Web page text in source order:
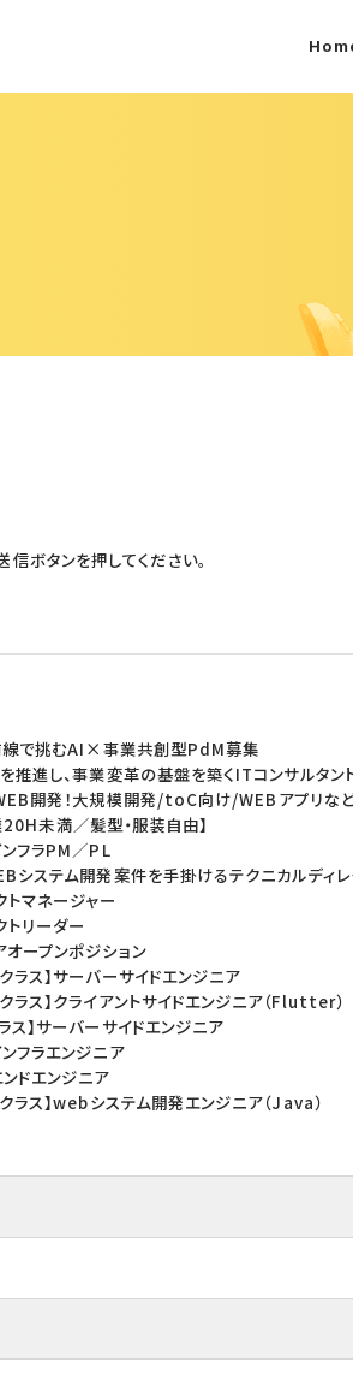
ボタンを押してください。
線で挑むAI×事業共創型PdM募集
推進し、事業変革の基盤を築くITコンサルタン
開発！大規模開発/toC向け/WEBアプリな
未満／髪型・服装自由】
ンフラPM／PL
システム開発案件を手掛けるテクニカルディ
トマネージャー
トリーダー
オープンポジション
クラス】サーバーサイドエンジニア
クラス】クライアントサイドエンジニア（Flutter）
ス】サーバーサイドエンジニア
フラエンジニア
ドエンジニア
クラス】webシステム開発エンジニア（Java）